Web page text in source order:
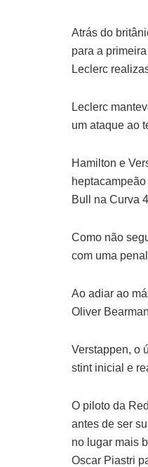
Atrás do
para a
Leclerc
Leclerc
um ataque ao
Hamilton e
Bull na Curva
Como não
com uma
Ao adiar ao
Oliver
Verstappen, o
stint inicial e
O piloto da
antes de ser
no lugar mais
Oscar Piastri